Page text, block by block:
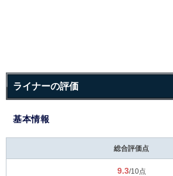
ライナーの評価
基本情報
総合評価点
9.3/10点